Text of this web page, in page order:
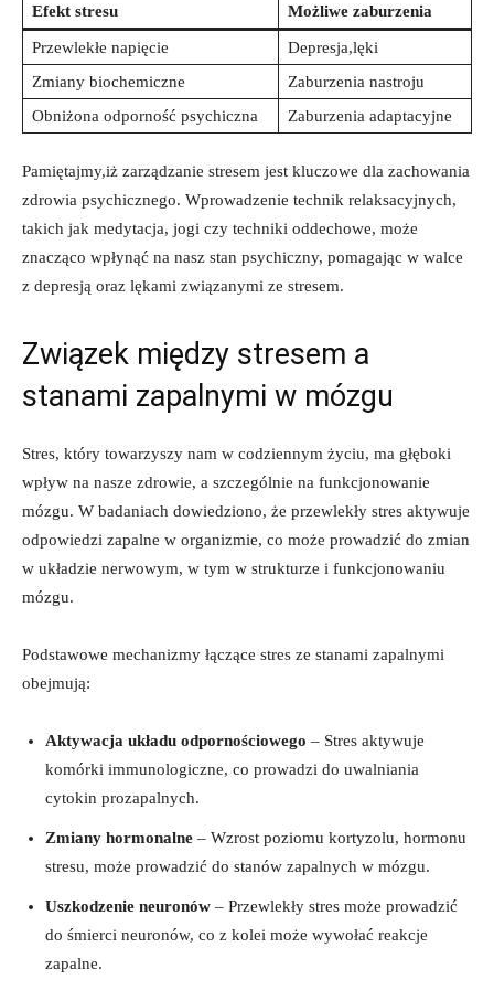
Efekt stresu Możliwe zaburzenia
Przewlekłe napięcie
Depresja,lęki
Zmiany biochemiczne
Zaburzenia nastroju
Obniżona odporność psychiczna
Zaburzenia adaptacyjne
Pamiętajmy,iż zarządzanie stresem jest kluczowe dla zachowania
zdrowia psychicznego. Wprowadzenie technik relaksacyjnych,
takich jak medytacja, jogi czy techniki oddechowe, może
znacząco wpłynąć na nasz stan psychiczny, pomagając w walce
z depresją oraz lękami związanymi ze stresem.
Związek między stresem a
stanami zapalnymi w mózgu
Stres, który towarzyszy nam w codziennym życiu, ma głęboki
wpływ na nasze zdrowie, a szczególnie na funkcjonowanie
mózgu. W badaniach dowiedziono, że przewlekły stres aktywuje
odpowiedzi zapalne w organizmie, co może prowadzić do zmian
w układzie nerwowym, w tym w strukturze i funkcjonowaniu
mózgu.
Podstawowe mechanizmy łączące stres ze stanami zapalnymi
obejmują:
Aktywacja układu odpornościowego – Stres aktywuje
komórki immunologiczne, co prowadzi do uwalniania
cytokin prozapalnych.
Zmiany hormonalne – Wzrost poziomu kortyzolu, hormonu
stresu, może prowadzić do stanów zapalnych w mózgu.
Uszkodzenie neuronów – Przewlekły stres może prowadzić
do śmierci neuronów, co z kolei może wywołać reakcje
zapalne.